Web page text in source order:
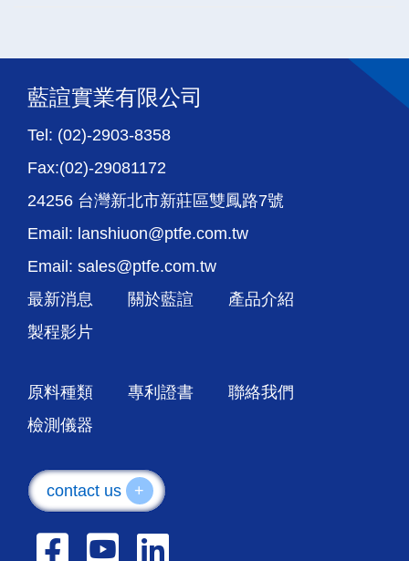
藍諠實業有限公司
Tel: (02)-2903-8358
Fax:(02)-29081172
24256 台灣新北市新莊區雙鳳路7號
Email: lanshiuon@ptfe.com.tw
Email: sales@ptfe.com.tw
最新消息
關於藍諠
產品介紹
製程影片
原料種類 專利證書
聯絡我們
檢測儀器
contact us +